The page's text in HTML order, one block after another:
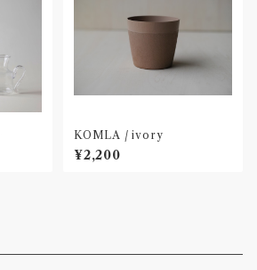
KOMLA / ivory
¥2,200